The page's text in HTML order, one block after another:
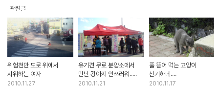
관련글
위험천만 도로 위에서
시위하는 여자
2010.11.27
유기견 무료 분양소에서
만난 강아지 안쓰러워.....
2010.11.21
풀 뜯어 먹는 고양이
신기하네....
2010.11.17